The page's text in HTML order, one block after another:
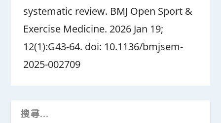
systematic review. BMJ Open Sport &
Exercise Medicine. 2026 Jan 19;
12(1):G43-64. doi: 10.1136/bmjsem-
2025-002709